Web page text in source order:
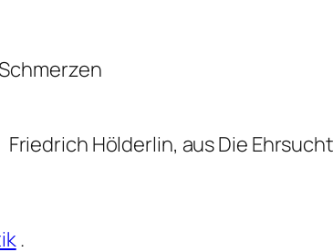
Friedrich Hölderlin, aus Die
.